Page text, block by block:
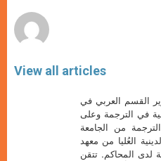
View all articles
القسم العربي في
في الترجمة وعلى
من الجامعة
العُليا من معهد
لدى المحاكم. تتقن